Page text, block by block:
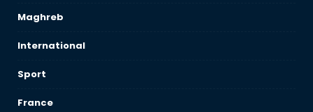
Maghreb
International
Sport
France